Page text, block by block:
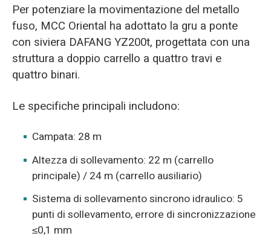
Per potenziare la movimentazione del metallo
fuso, MCC Oriental ha adottato la gru a ponte
con siviera DAFANG YZ200t, progettata con una
struttura a doppio carrello a quattro travi e
quattro binari.
Le specifiche principali includono:
Campata: 28 m
Altezza di sollevamento: 22 m (carrello
principale) / 24 m (carrello ausiliario)
Sistema di sollevamento sincrono idraulico: 5
punti di sollevamento, errore di sincronizzazione
≤0,1 mm